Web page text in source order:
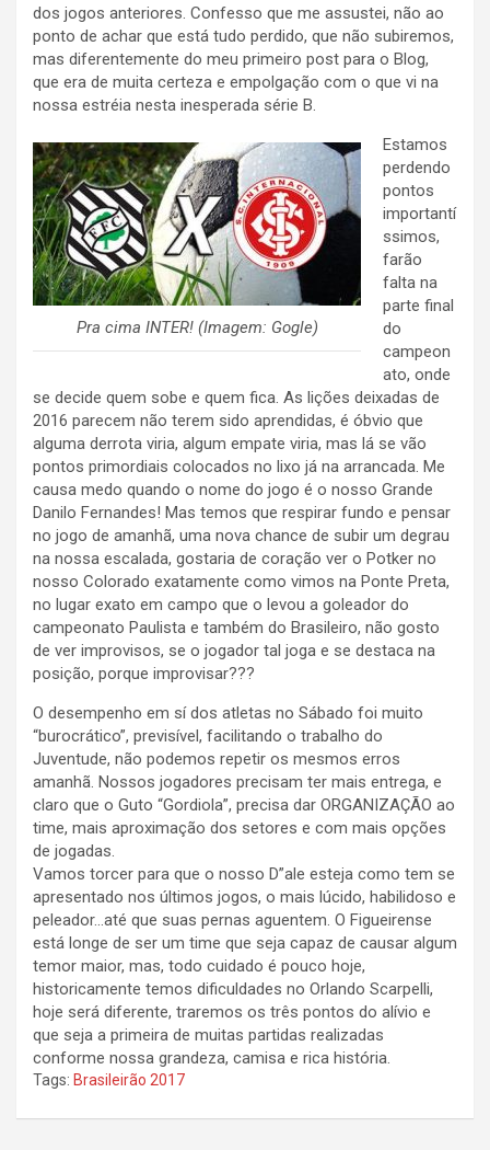
dos jogos anteriores. Confesso que me assustei, não ao
ponto de achar que está tudo perdido, que não subiremos,
mas diferentemente do meu primeiro post para o Blog,
que era de muita certeza e empolgação com o que vi na
nossa estréia nesta inesperada série B.
Pra cima INTER! (Imagem: Gogle)
Estamos
perdendo
pontos
importantí
ssimos,
farão
falta na
parte final
do
campeon
ato, onde
se decide quem sobe e quem fica. As lições deixadas de
2016 parecem não terem sido aprendidas, é óbvio que
alguma derrota viria, algum empate viria, mas lá se vão
pontos primordiais colocados no lixo já na arrancada. Me
causa medo quando o nome do jogo é o nosso Grande
Danilo Fernandes! Mas temos que respirar fundo e pensar
no jogo de amanhã, uma nova chance de subir um degrau
na nossa escalada, gostaria de coração ver o Potker no
nosso Colorado exatamente como vimos na Ponte Preta,
no lugar exato em campo que o levou a goleador do
campeonato Paulista e também do Brasileiro, não gosto
de ver improvisos, se o jogador tal joga e se destaca na
posição, porque improvisar???
O desempenho em sí dos atletas no Sábado foi muito
“burocrático”, previsível, facilitando o trabalho do
Juventude, não podemos repetir os mesmos erros
amanhã. Nossos jogadores precisam ter mais entrega, e
claro que o Guto “Gordiola”, precisa dar ORGANIZAÇÃO ao
time, mais aproximação dos setores e com mais opções
de jogadas.
Vamos torcer para que o nosso D”ale esteja como tem se
apresentado nos últimos jogos, o mais lúcido, habilidoso e
peleador…até que suas pernas aguentem. O Figueirense
está longe de ser um time que seja capaz de causar algum
temor maior, mas, todo cuidado é pouco hoje,
historicamente temos dificuldades no Orlando Scarpelli,
hoje será diferente, traremos os três pontos do alívio e
que seja a primeira de muitas partidas realizadas
conforme nossa grandeza, camisa e rica história.
Tags: Brasileirão 2017